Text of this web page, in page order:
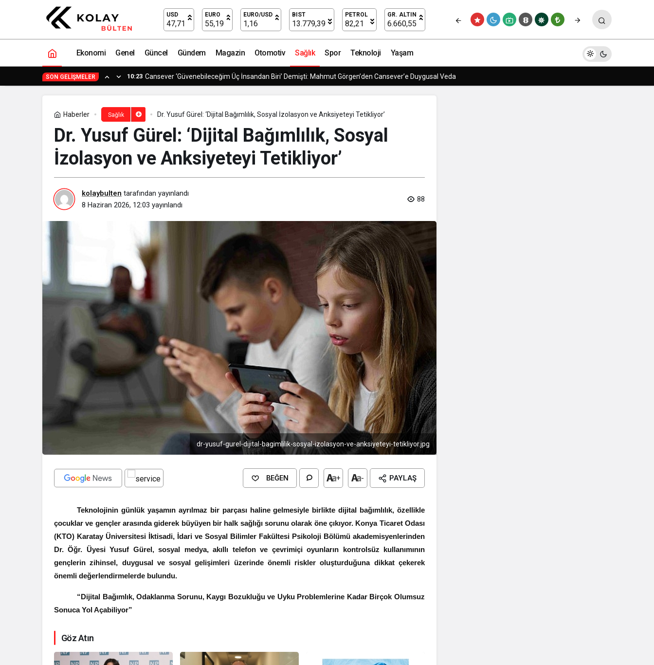
USD
47,71
EURO
55,19
EURO/USD
1,16
BIST
13.779,39
PETROL
82,21
GR. ALTIN
6.660,55
Ekonomi Genel Güncel Gündem Magazin Otomotiv Sağlık Spor Teknoloji Yaşam
SON GELIŞMELER 0:11 Avrupa ve Asya Arasında Modern Lojistik Çözümleri
Haberler Sağlık Dr. Yusuf Gürel: ‘Dijital Bağımlılık, Sosyal İzolasyon ve Anksiyeteyi Tetikliyor’
Dr. Yusuf Gürel: ‘Dijital Bağımlılık, Sosyal
İzolasyon ve Anksiyeteyi Tetikliyor’
kolaybulten tarafından yayınlandı
8 Haziran 2026, 12:03 yayınlandı
88
dr-yusuf-gurel-dijital-bagimlilik-sosyal-izolasyon-ve-anksiyeteyi-tetikliyor.jpg
BEĞEN + - PAYLAŞ
Teknolojinin günlük yaşamın ayrılmaz bir parçası haline gelmesiyle birlikte dijital bağımlılık, özellikle
çocuklar ve gençler arasında giderek büyüyen bir halk sağlığı sorunu olarak öne çıkıyor. Konya Ticaret Odası
(KTO) Karatay Üniversitesi İktisadi, İdari ve Sosyal Bilimler Fakültesi Psikoloji Bölümü akademisyenlerinden
Dr. Öğr. Üyesi Yusuf Gürel, sosyal medya, akıllı telefon ve çevrimiçi oyunların kontrolsüz kullanımının
gençlerin zihinsel, duygusal ve sosyal gelişimleri üzerinde önemli riskler oluşturduğuna dikkat çekerek
önemli değerlendirmelerde bulundu.
“Dijital Bağımlık, Odaklanma Sorunu, Kaygı Bozukluğu ve Uyku Problemlerine Kadar Birçok Olumsuz
Sonuca Yol Açabiliyor”
Göz Atın
Erken yakalandığında görme kaybı korunabiliyor, hatta… Yorum Yap Paylaş